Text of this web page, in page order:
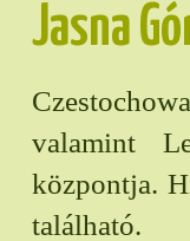
Jasna
valamint
központja.
található.